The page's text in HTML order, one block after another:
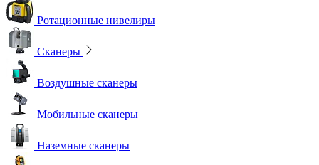
Ротационные нивелиры
Сканеры
Воздушные сканеры
Мобильные сканеры
Наземные сканеры